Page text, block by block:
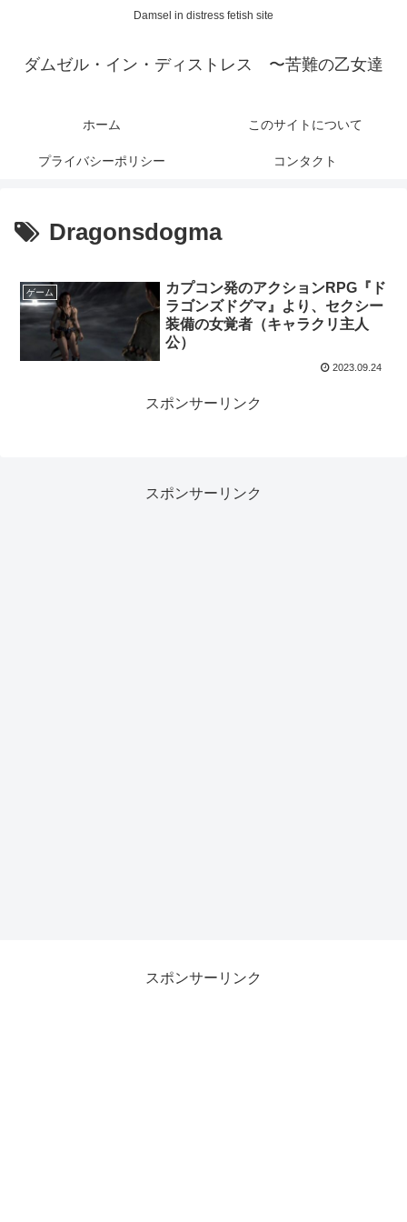
Damsel in distress fetish site
ダムゼル・イン・ディストレス 〜苦難の乙女達
ホーム このサイトについて
プライバシーポリシー コンタクト
Dragonsdogma
ゲーム
カプコン発のアクションRPG『ド
ラゴンズドグマ』より、セクシー
装備の女覚者（キャラクリ主人
公）
2023.09.24
スポンサーリンク
スポンサーリンク
スポンサーリンク